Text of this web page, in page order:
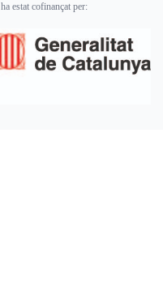
estat cofinançat per: